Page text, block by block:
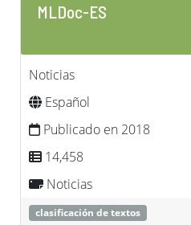
MLDoc-ES
Noticias
Español
Publicado en 2018
14,458
Noticias
clasificación de textos